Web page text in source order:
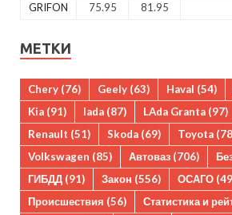
GRIFON
75.95 81.95
МЕТКИ
Chery (76) Geely (63) Haval (54)
Kia (91) lada (87) LAda Granta (97)
Renault (51) Skoda (69) Toyota
Volkswagen (85) Автоваз (706)
ГИБДД (91) Закон (556) ОСАГО
Происшествия (56) Статистика и